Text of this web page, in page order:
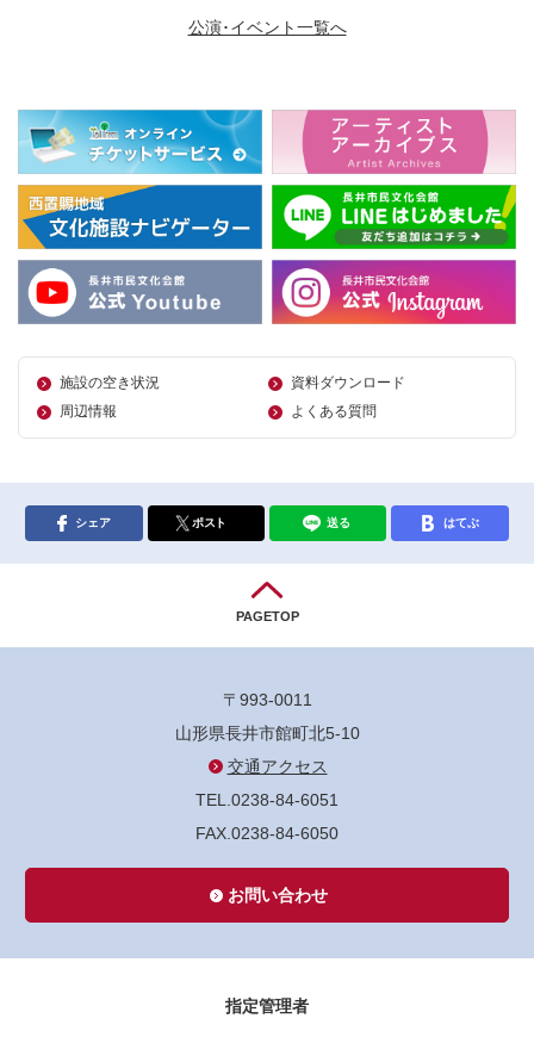
公演･イベント一覧へ
施設の空き状況
資料ダウンロード
周辺情報
よくある質問
シェア ポスト 送る はてぶ
PAGETOP
〒993-0011
山形県長井市館町北5-10
交通アクセス
TEL.0238-84-6051
FAX.0238-84-6050
お問い合わせ
指定管理者